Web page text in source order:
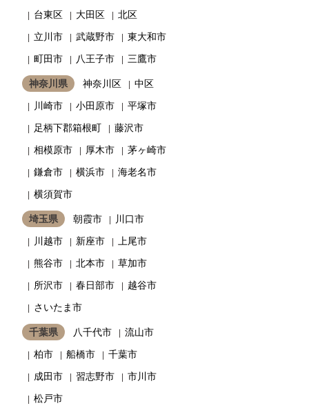
台東区
大田区
北区
立川市
武蔵野市
東大和市
町田市
八王子市 三鷹市
神奈川県 神奈川区
中区
川崎市
小田原市
平塚市
足柄下郡箱根町
藤沢市
相模原市
厚木市
茅ヶ崎市
鎌倉市
横浜市
海老名市
横須賀市
埼玉県 朝霞市
川口市
川越市
新座市
上尾市
熊谷市
北本市
草加市
所沢市
春日部市
越谷市
さいたま市
千葉県 八千代市
流山市
柏市
船橋市
千葉市
成田市
習志野市
市川市
松戸市